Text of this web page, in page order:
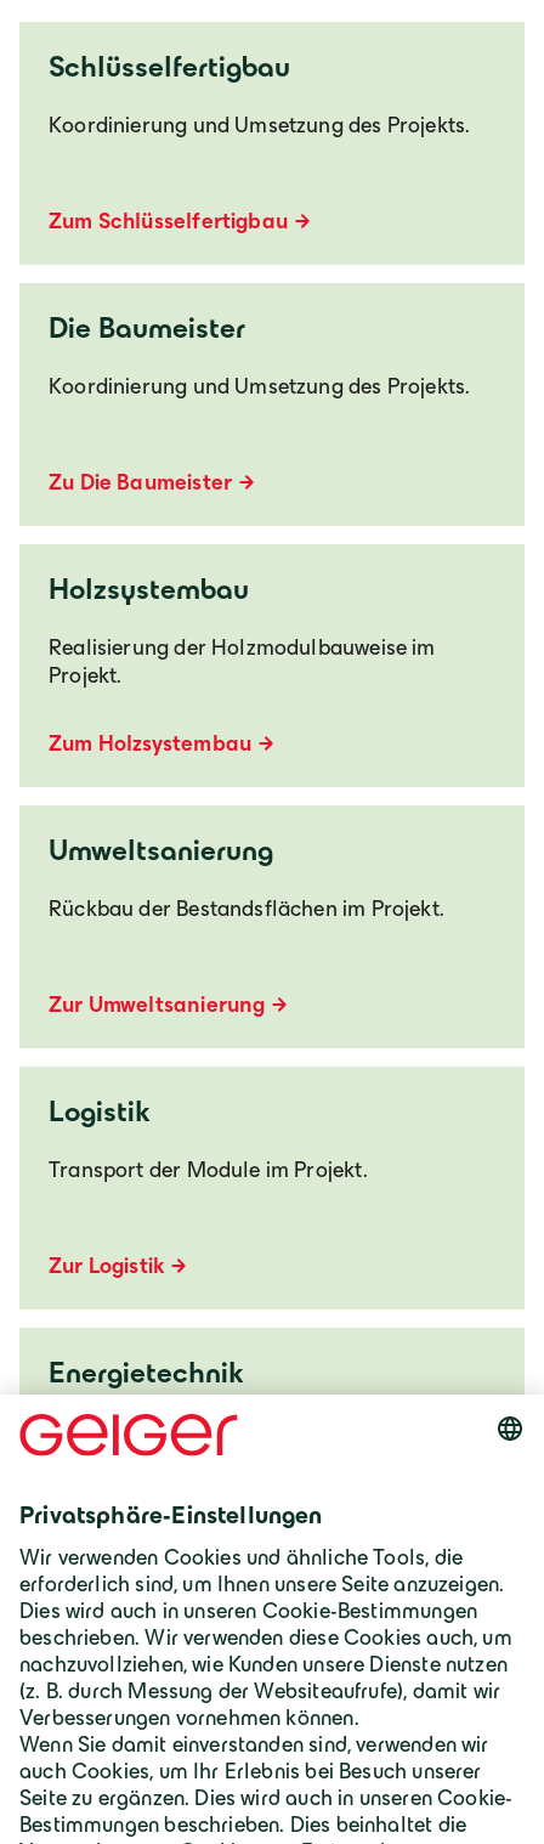
Schlüsselfertigbau
Koordinierung und Umsetzung des Projekts.
Zum Schlüsselfertigbau
Die Baumeister
Koordinierung und Umsetzung des Projekts.
Zu Die Baumeister
Holzsystembau
Realisierung der Holzmodulbauweise im
Projekt.
Zum Holzsystembau
Umweltsanierung
Rückbau der Bestandsflächen im Projekt.
Zur Umweltsanierung
Logistik
Transport der Module im Projekt.
Zur Logistik
Energietechnik
Energieplanung und Photovoltaikbetrieb im
Projekt.
Zur Energietechnik
Deutschland | Deutsch